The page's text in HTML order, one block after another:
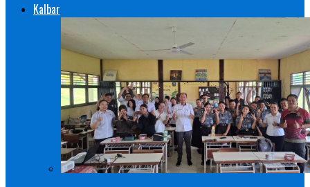
Kalbar